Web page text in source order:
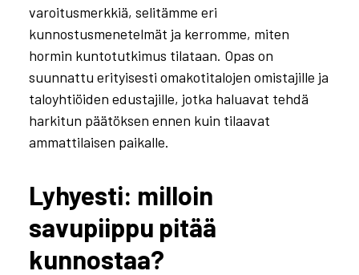
varoitusmerkkiä, selitämme eri
kunnostusmenetelmät ja kerromme, miten
hormin kuntotutkimus tilataan. Opas on
suunnattu erityisesti omakotitalojen omistajille ja
taloyhtiöiden edustajille, jotka haluavat tehdä
harkitun päätöksen ennen kuin tilaavat
ammattilaisen paikalle.
Lyhyesti: milloin
savupiippu pitää
kunnostaa?